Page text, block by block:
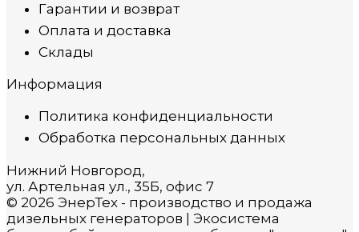
Гарантии и возврат
Оплата и доставка
Склады
Информация
Политика конфиденциальности
Обработка персональных данных
Нижний Новгород,
ул. Артельная ул., 35Б, офис 7
© 2026 ЭнерТех - производство и продажа
дизельных генераторов | Экосистема